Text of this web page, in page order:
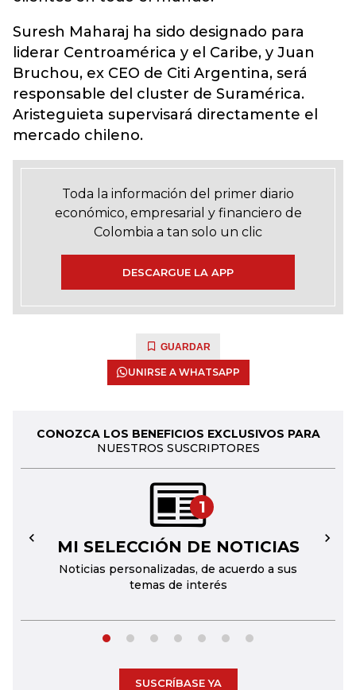
Suresh Maharaj ha sido designado para
liderar Centroamérica y el Caribe, y Juan
Bruchou, ex CEO de Citi Argentina, será
responsable del cluster de Suramérica.
Aristeguieta supervisará directamente el
mercado chileno.
Toda la información del primer diario
económico, empresarial y financiero de
Colombia a tan solo un clic
DESCARGUE LA APP
GUARDAR
UNIRSE A WHATSAPP
CONOZCA LOS BENEFICIOS EXCLUSIVOS PARA
NUESTROS SUSCRIPTORES
1
MI SELECCIÓN DE NOTICIAS
Noticias personalizadas, de acuerdo a sus
temas de interés
← →
SUSCRÍBASE YA